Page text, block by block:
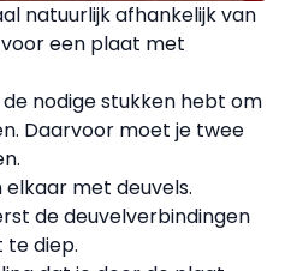
natuurlijk afhankelijk van
voor een plaat met
nodige stukken hebt om
Daarvoor moet je twee
met deuvels.
de deuvelverbindingen
te diep.